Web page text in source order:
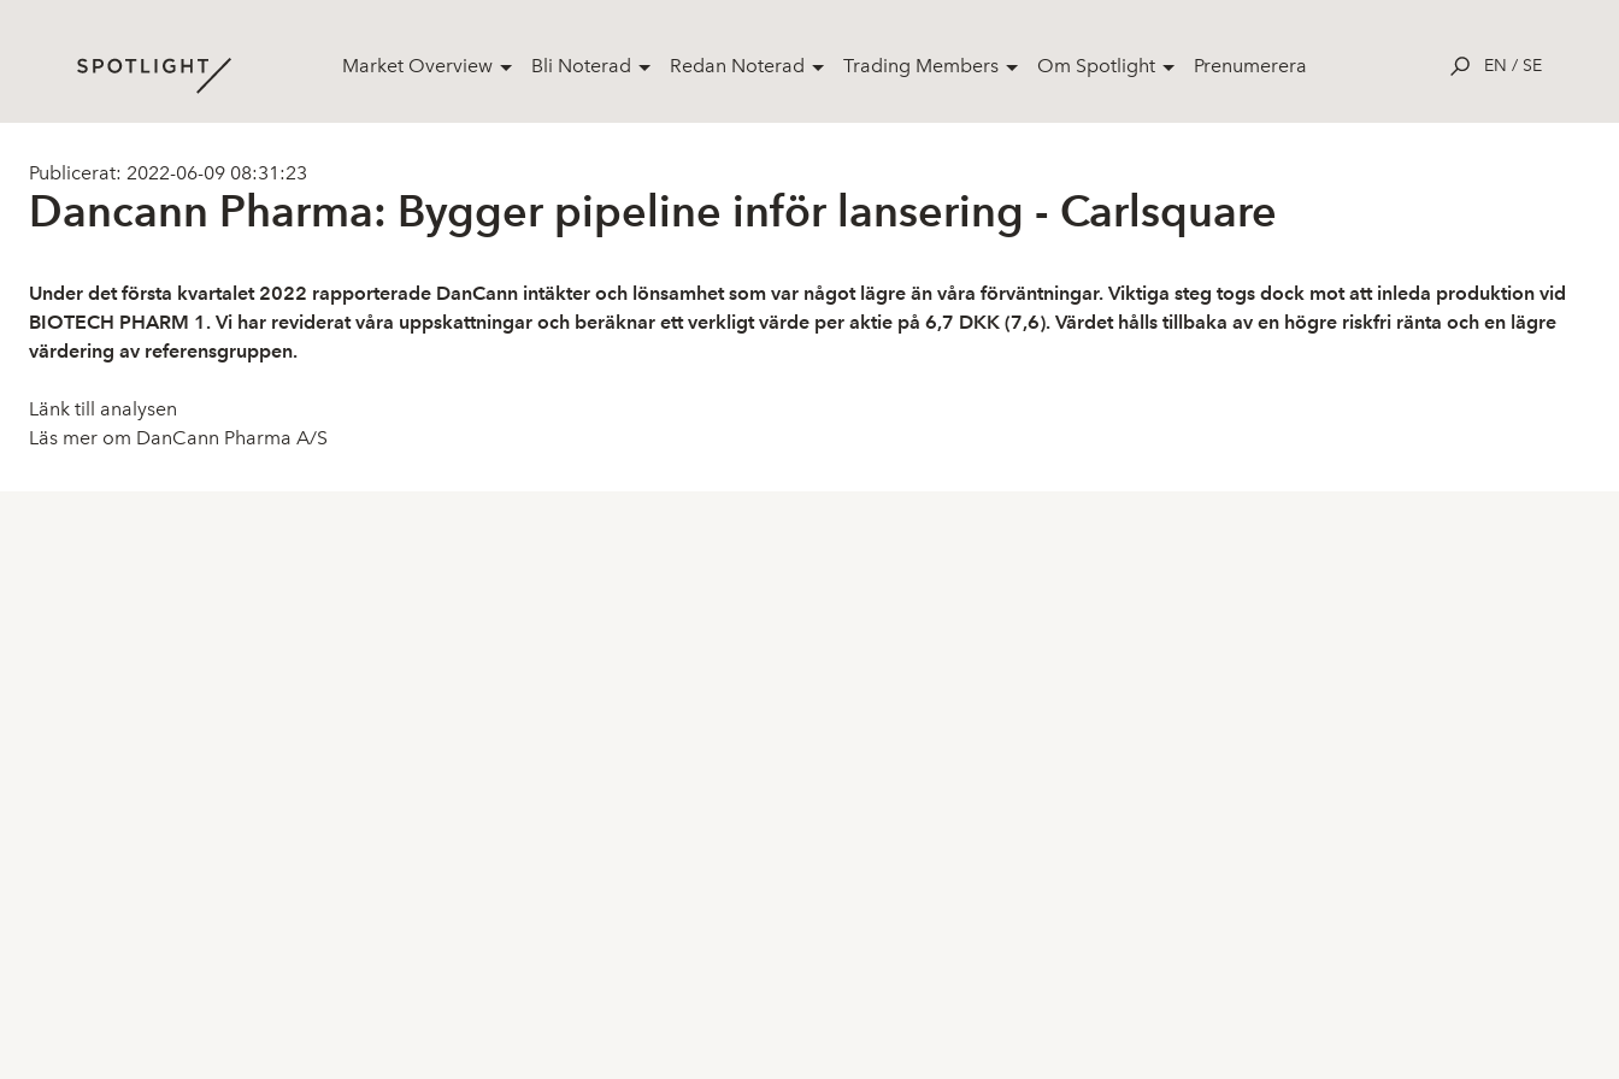
Market Overview Bli Noterad Redan Noterad Trading Members Om Spotlight Prenumerera EN / SE
Publicerat: 2022-06-09 08:31:23
Dancann Pharma: Bygger pipeline inför lansering - Carlsquare
Under det första kvartalet 2022 rapporterade DanCann intäkter och lönsamhet som var något lägre än våra förväntningar. Viktiga steg togs dock mot att inleda produktion vid
BIOTECH PHARM 1. Vi har reviderat våra uppskattningar och beräknar ett verkligt värde per aktie på 6,7 DKK (7,6). Värdet hålls tillbaka av en högre riskfri ränta och en lägre
värdering av referensgruppen.
Länk till analysen
Läs mer om DanCann Pharma A/S